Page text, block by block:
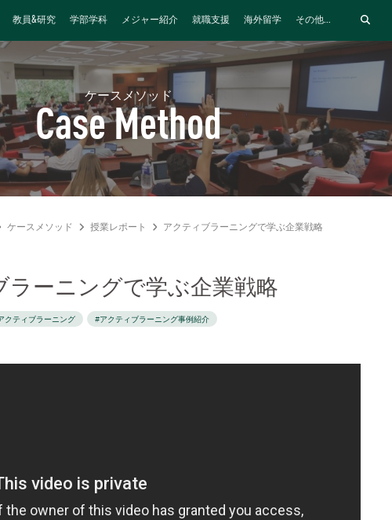
教員&研究 学部学科 メジャー紹介 就職支援 海外留学 その他...
ケースメソッド
Case Method
ケースメソッド 授業レポート アクティブラーニングで学ぶ企業戦略
ラーニングで学ぶ企業戦略
クティブラーニング #アクティブラーニング事例紹介